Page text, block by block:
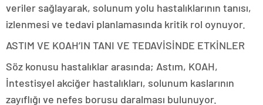
veriler sağlayarak, solunum yolu hastalıklarının tanısı,
izlenmesi ve tedavi planlamasında kritik rol oynuyor.
ASTIM VE KOAH’IN TANI VE TEDAVİSİNDE ETKİNLER
Söz konusu hastalıklar arasında; Astım, KOAH,
İntestisyel akciğer hastalıkları, solunum kaslarının
zayıflığı ve nefes borusu daralması bulunuyor.